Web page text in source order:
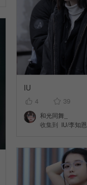
IU
4 39
和光同舞_
收集到 IU/李知恩